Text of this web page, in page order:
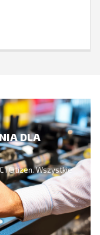
DLA
i Citizen. Wszystkie